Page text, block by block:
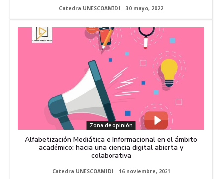
Catedra UNESCOAMIDI -30 mayo, 2022
Zona de opinión
Alfabetización Mediática e Informacional en el ámbito
académico: hacia una ciencia digital abierta y
colaborativa
Catedra UNESCOAMIDI - 16 noviembre, 2021